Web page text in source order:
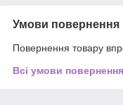
Умови повернення
Повернення товару
Всі умови повернення